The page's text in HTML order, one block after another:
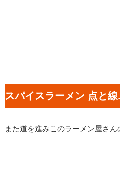
スパイスラーメン 点と
また道を進みこのラーメン屋さん